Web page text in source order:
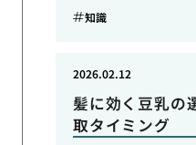
知識
髪に効く豆乳の
取タイミング
2026.02.12